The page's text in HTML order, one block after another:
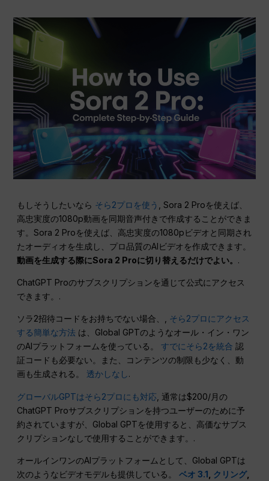
もしそうしたいなら そら2プロを使う
, Sora 2 Proを使えば、
高忠実度の1080p動画を同期音声付きで作成することができま
す。Sora 2 Proを使えば、高忠実度の1080pビデオと同期され
たオーディオを生成し、プロ品質のAIビデオを作成できます。
動画を生成する際にSora 2 Proに切り替えるだけでよい。 .
ChatGPT Proのサブスクリプションを通じて公式にアクセス
できます。.
ソラ2招待コードをお持ちでない場合、, そら2プロにアクセス
する簡単な方法 は、Global GPTのようなオール・イン・ワン
のAIプラットフォームを使っている。すでにそら2を統合 認
証コードも必要ない。また、コンテンツの制限も少なく、動
画も生成される。透かしなし.
グローバルGPTはそら2プロにも対応 , 通常は$200/月の
ChatGPT Proサブスクリプションを持つユーザーのために予
約されていますが、Global GPTを使用すると、高価なサブス
クリプションなしで使用することができます。.
オールインワンのAIプラットフォームとして、Global GPTは
次のようなビデオモデルも提供している。ベオ 3.1 クリング,